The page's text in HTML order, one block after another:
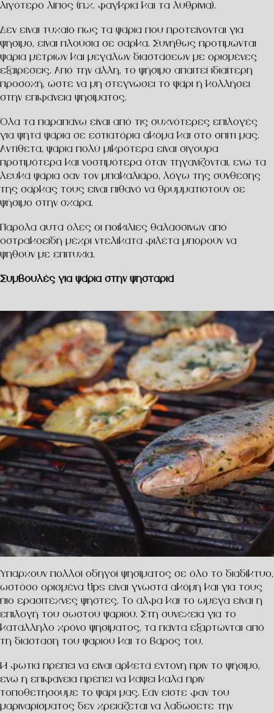
λιγότερο λίπος (π.χ. φαγκριά και τα λυθρίνια).
Δεν είναι τυχαίο πως τα ψάρια που προτείνονται για
ψήσιμο, είναι πλούσια σε σάρκα. Συνήθως προτιμώνται
ψάρια μέτριων και μεγάλων διαστάσεων με ορισμένες
εξαιρέσεις. Από την άλλη, το ψήσιμο απαιτεί ιδιαίτερη
προσοχή, ώστε να μη στεγνώσει το ψάρι ή κολλήσει
στην επιφάνεια ψησίματος.
Όλα τα παραπάνω είναι από τις συχνότερες επιλογές
για ψητά ψάρια σε εστιατόρια ακόμα και στο σπίτι μας.
Αντίθετα, ψάρια πολύ μικρότερα είναι σίγουρα
προτιμότερα και νοστιμότερα όταν τηγανίζονται, ενώ τα
λευκά ψάρια σαν τον μπακαλιάρο, λόγω της σύνθεσης
της σάρκας τους είναι πιθανό να θρυμματιστούν σε
ψήσιμο στην σχάρα.
Παρόλα αυτά όλες οι ποικιλίες θαλασσινών από
οστρακοειδή μέχρι ντελικάτα φιλέτα μπορούν να
ψηθούν με επιτυχία.
Συμβουλές για ψάρια στην ψησταριά
Υπάρχουν πολλοί οδηγοί ψησίματος σε όλο το διαδίκτυο,
ωστόσο ορισμένα tips είναι γνωστά ακόμη και για τους
πιο ερασιτέχνες ψήστες. Το άλφα και το ωμέγα είναι η
επιλογή του σωστού ψαριού. Στη συνέχεια για το
κατάλληλο χρόνο ψησίματος, τα πάντα εξαρτώνται από
τη διάσταση του ψαριού και το βάρος του.
Η φωτιά πρέπει να είναι αρκετά έντονη πριν το ψήσιμο,
ενώ η επιφάνεια πρέπει να κάψει καλά πριν
τοποθετήσουμε το ψάρι μας. Εάν είστε φαν του
μαριναρίσματος δεν χρειάζεται να λαδώσετε την